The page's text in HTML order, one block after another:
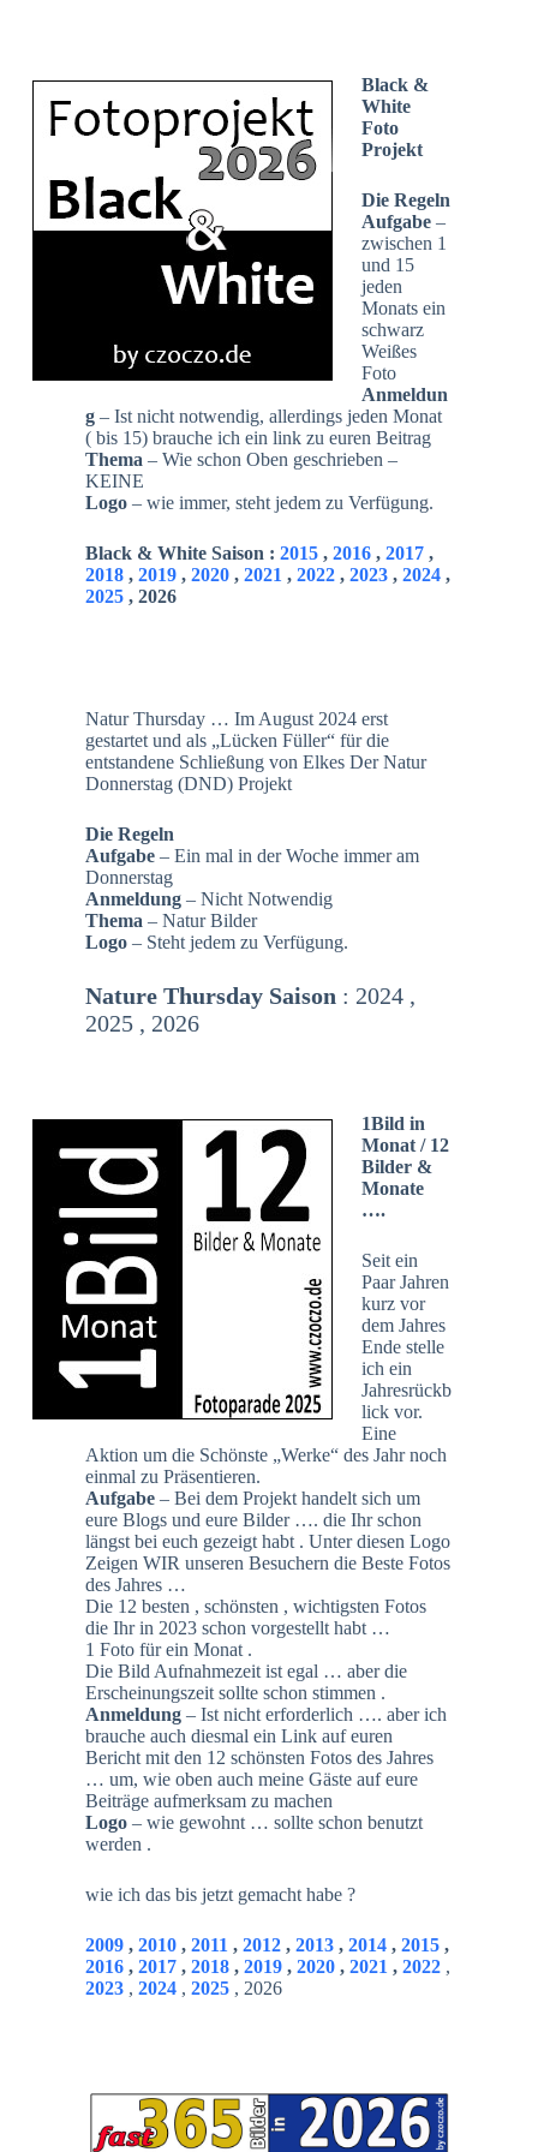
Black &
White
Foto
Projekt
Die Regeln
Aufgabe–
zwischen 1
und 15
jeden
Monats ein
schwarz
Weißes
Foto
Anmeldun
g – Ist nicht notwendig, allerdings jeden Monat
( bis 15) brauche ich ein link zu euren Beitrag
Thema – Wie schon Oben geschrieben –
KEINE
Logo – wie immer, steht jedem zu Verfügung.
Black & White Saison :2015 ,2016 ,2017 ,
2018 ,2019 ,2020 ,2021 ,2022 ,2023 ,2024 ,
2025 , 2026
Natur Thursday … Im August 2024 erst
gestartet und als „Lücken Füller“ für die
entstandene Schließung von Elkes Der Natur
Donnerstag (DND) Projekt
Die Regeln
Aufgabe – Ein mal in der Woche immer am
Donnerstag
Anmeldung – Nicht Notwendig
Thema – Natur Bilder
Logo – Steht jedem zu Verfügung.
Nature Thursday Saison : 2024 ,
2025 , 2026
1Bild in
Monat / 12
Bilder &
Monate
….
Seit ein
Paar Jahren
kurz vor
dem Jahres
Ende stelle
ich ein
Jahresrückb
lick vor.
Eine
Aktion um die Schönste „Werke“ des Jahr noch
einmal zu Präsentieren.
Aufgabe – Bei dem Projekt handelt sich um
eure Blogs und eure Bilder …. die Ihr schon
längst bei euch gezeigt habt . Unter diesen Logo
Zeigen WIR unseren Besuchern die Beste Fotos
des Jahres …
Die 12 besten , schönsten , wichtigsten Fotos
die Ihr in 2023 schon vorgestellt habt …
1 Foto für ein Monat .
Die Bild Aufnahmezeit ist egal … aber die
Erscheinungszeit sollte schon stimmen .
Anmeldung – Ist nicht erforderlich …. aber ich
brauche auch diesmal ein Link auf euren
Bericht mit den 12 schönsten Fotos des Jahres
… um, wie oben auch meine Gäste auf eure
Beiträge aufmerksam zu machen
Logo – wie gewohnt … sollte schon benutzt
werden .
wie ich das bis jetzt gemacht habe ?
2009 ,2010 ,2011 ,2012 ,2013 ,2014 ,2015 ,
2016 ,2017 ,2018 ,2019 ,2020 ,2021 ,2022 ,
2023 ,2024 ,2025 , 2026